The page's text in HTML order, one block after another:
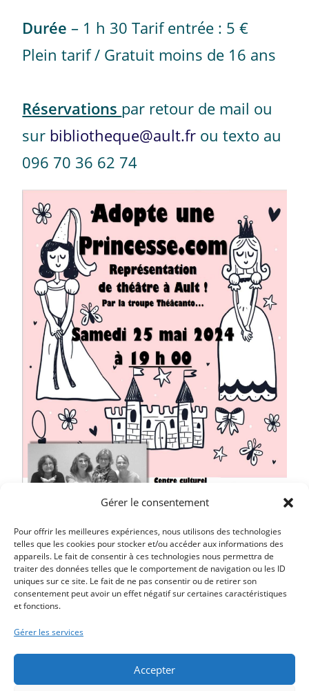
Gérer le consentement
Pour offrir les meilleures expériences, nous utilisons des technologies
telles que les cookies pour stocker et/ou accéder aux informations des
appareils. Le fait de consentir à ces technologies nous permettra de
traiter des données telles que le comportement de navigation ou les ID
uniques sur ce site. Le fait de ne pas consentir ou de retirer son
consentement peut avoir un effet négatif sur certaines caractéristiques
et fonctions.
Gérer les services
Accepter
Durée– 1 h 30 Tarif entrée : 5 €
Plein tarif / Gratuit moins de 16 ans
Réservations par retour de mail ou
sur bibliotheque@ault.fr ou texto au
096 70 36 62 74
Article précédent
LE CARNAVAL SE PRÉPARE
LE TRIATHLON ANNULÉ